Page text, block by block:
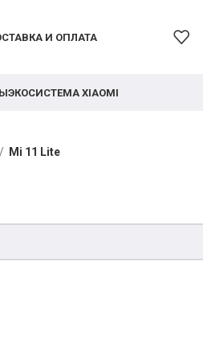
И ОПЛАТА
ЭКОСИСТЕМА XIAOMI
Mi 11 Lite